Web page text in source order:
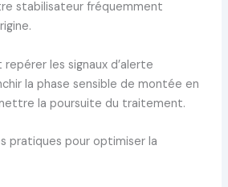
stabilisateur fréquemment
les signaux d’alerte
la phase sensible de montée en
la poursuite du traitement.
pratiques pour optimiser la